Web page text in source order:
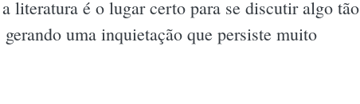
literatura é o lugar certo para se discutir algo tão
uma inquietação que persiste muito